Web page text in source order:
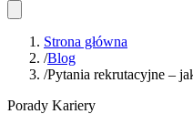
Strona główna
/Blog
/Pytania rekrutacyjne –
Porady Kariery